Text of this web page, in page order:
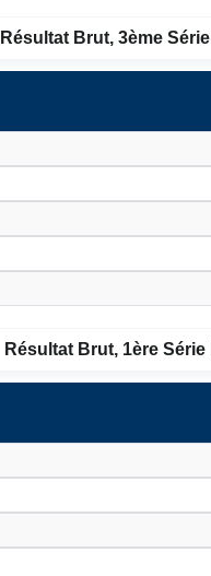
Résultat Brut, 3ème
Résultat Brut, 1ère